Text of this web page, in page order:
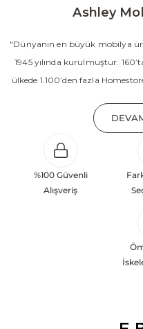
Ashley
"Dünyanın en büyük mobilya
1945 yılında kurulmuştur.
ülkede 1.100’den fazla
yatak odası, oturma odası,
aksesuarları dahil olmak üzere
koleksiyon sunmaktadır.
mobilyaları ve demonte
geliştiren Ashley, güçlü ve
başarılarına değil, aynı
odaklanarak sürekli gelişimi
Türkiye’deki yatırımları
%100 Güvenli
Alışveriş